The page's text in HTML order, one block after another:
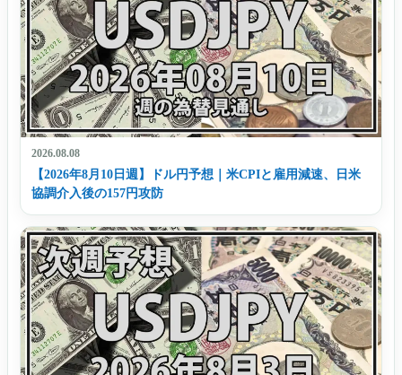
2026.08.08
【2026年8月10日週】ドル円予想｜米CPIと雇用減速、日米
協調介入後の157円攻防